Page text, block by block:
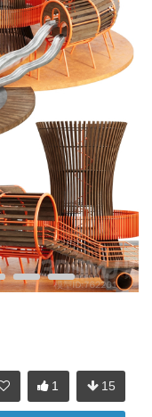
15
1